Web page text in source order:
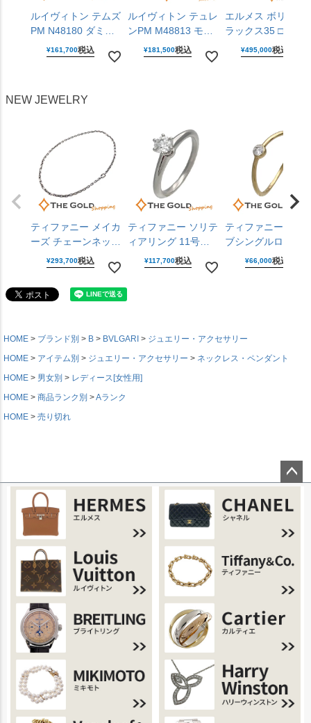
ルイヴィトン テムズ
PM N48180 ダミエ
キャンバス レザー
ブラウン 肩掛け ワ
VUITTON 【中古】
¥161,700税込
ルイヴィトン テュレ
ンPM M48813 モノ
グラム キャンバス
ブラウン 2WAY 斜め
¥181,500税込
エルメス ボリード
ラックス35 □P刻印
2012年 ライトブラ
ウン ヴォー・シッ
¥495,000税込
NEW JEWELRY
ティファニー メイカ
ーズ チェーンネック
レス 925 750 YG イ
エローゴールド シル
バーアクセサリー メ
ンズ レディース
¥293,700税込
ティファニー ソリテ
ィアリング 11号
PT950 ダイヤモンド
D0.33CT プラチナ
¥117,700税込
ティファニー ウェ
ブシングルロウダ
ヤモンドリング 9号
750 ダイヤモンド
¥66,000税込
HOME ブランド別 B BVLGARI
ジュエリー・アクセサリー
HOME
アイテム別 ジュエリー・アクセサリー
ネックレス・ペンダント
HOME
男女別
レディース[女性用]
HOME
商品ランク別
Aランク
HOME
売り切れ
ページ
トップ
へ